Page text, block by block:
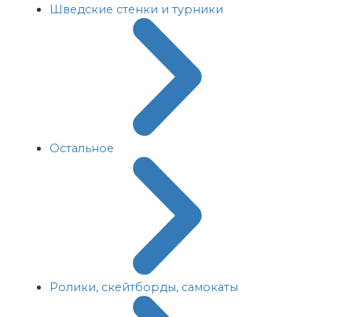
Шведские стенки и турники
Остальное
Ролики, скейтборды, самокаты